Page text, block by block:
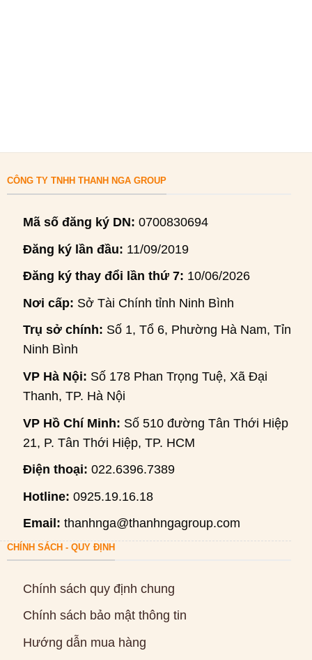
CÔNG TY TNHH THANH NGA GROUP
Mã số đăng ký DN: 0700830694
Đăng ký lần đầu: 11/09/2019
Đăng ký thay đổi lần thứ 7: 10/06/2026
Nơi cấp: Sở Tài Chính tỉnh Ninh Bình
Trụ sở chính: Số 1, Tổ 6, Phường Hà Nam, Tỉnh
Ninh Bình
VP Hà Nội: Số 178 Phan Trọng Tuệ, Xã Đại
Thanh, TP. Hà Nội
VP Hồ Chí Minh: Số 510 đường Tân Thới Hiệp
21, P. Tân Thới Hiệp, TP. HCM
Điện thoại: 022.6396.7389
Hotline: 0925.19.16.18
Email: thanhnga@thanhngagroup.com
CHÍNH SÁCH - QUY ĐỊNH
Chính sách quy định chung
Chính sách bảo mật thông tin
Hướng dẫn mua hàng